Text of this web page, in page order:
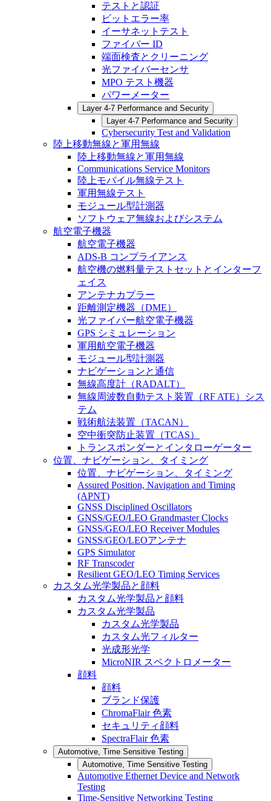
テストと認証
ビットエラー率
イーサネットテスト
ファイバー ID
端面検査とクリーニング
光ファイバーセンサ
MPO テスト機器
パワーメーター
Layer 4-7 Performance and Security
Layer 4-7 Performance and Security
Cybersecurity Test and Validation
陸上移動無線と軍用無線
陸上移動無線と軍用無線
Communications Service Monitors
陸上モバイル無線テスト
軍用無線テスト
モジュール型計測器
ソフトウェア無線およびシステム
航空電子機器
航空電子機器
ADS-B コンプライアンス
航空機の燃料量テストセットとインターフ
ェイス
アンテナカプラー
距離測定機器（DME）
光ファイバー航空電子機器
GPS シミュレーション
軍用航空電子機器
モジュール型計測器
ナビゲーションと通信
無線高度計（RADALT）
無線周波数自動テスト装置（RF ATE）シス
テム
戦術航法装置（TACAN）
空中衝突防止装置（TCAS）
トランスポンダーとインタローゲーター
位置、ナビゲーション、タイミング
位置、ナビゲーション、タイミング
Assured Position, Navigation and Timing
(APNT)
GNSS Disciplined Oscillators
GNSS/GEO/LEO Grandmaster Clocks
GNSS/GEO/LEO Receiver Modules
GNSS/GEO/LEOアンテナ
GPS Simulator
RF Transcoder
Resilient GEO/LEO Timing Services
カスタム光学製品と顔料
カスタム光学製品と顔料
カスタム光学製品
カスタム光学製品
カスタム光フィルター
光成形光学
MicroNIR スペクトロメーター
顔料
顔料
ブランド保護
ChromaFlair 色素
セキュリティ顔料
SpectraFlair 色素
Automotive, Time Sensitive Testing
Automotive, Time Sensitive Testing
Automotive Ethernet Device and Network
Testing
Time-Sensitive Networking Testing